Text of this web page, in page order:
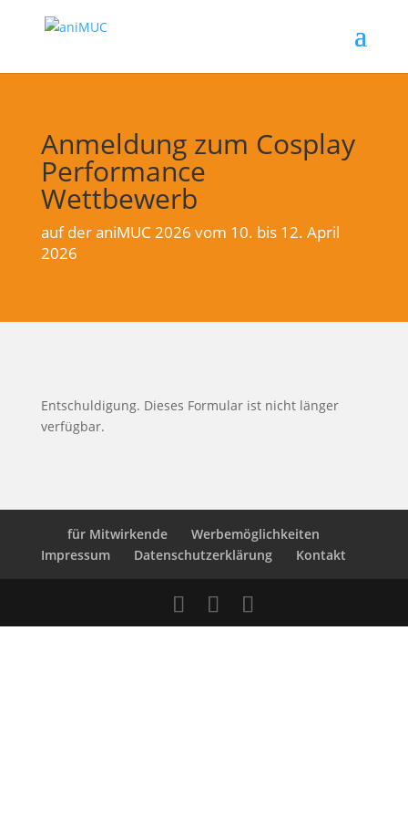
Anmeldung zum Cosplay
Performance
Wettbewerb
auf der aniMUC 2026 vom 10. bis 12. April
2026
Entschuldigung. Dieses Formular ist nicht länger
verfügbar.
für Mitwirkende
Werbemöglichkeiten
Impressum
Datenschutzerklärung Kontakt